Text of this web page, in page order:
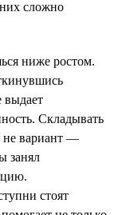
сложно
ниже ростом.
выдает
Складывать
не вариант —
занял
стоят